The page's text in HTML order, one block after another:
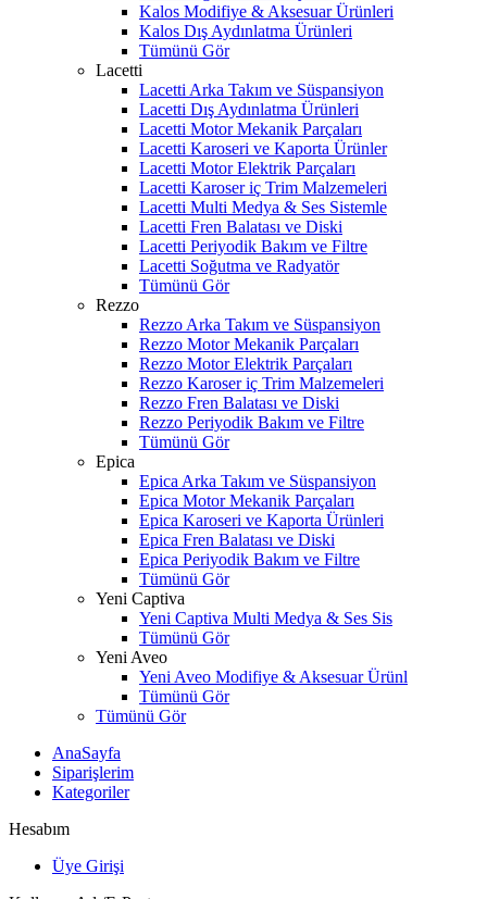
Kalos Modifiye & Aksesuar Ürünleri
Kalos Dış Aydınlatma Ürünleri
Tümünü Gör
Lacetti
Lacetti Arka Takım ve Süspansiyon
Lacetti Dış Aydınlatma Ürünleri
Lacetti Motor Mekanik Parçaları
Lacetti Karoseri ve Kaporta Ürünler
Lacetti Motor Elektrik Parçaları
Lacetti Karoser iç Trim Malzemeleri
Lacetti Multi Medya & Ses Sistemle
Lacetti Fren Balatası ve Diski
Lacetti Periyodik Bakım ve Filtre
Lacetti Soğutma ve Radyatör
Tümünü Gör
Rezzo
Rezzo Arka Takım ve Süspansiyon
Rezzo Motor Mekanik Parçaları
Rezzo Motor Elektrik Parçaları
Rezzo Karoser iç Trim Malzemeleri
Rezzo Fren Balatası ve Diski
Rezzo Periyodik Bakım ve Filtre
Tümünü Gör
Epica
Epica Arka Takım ve Süspansiyon
Epica Motor Mekanik Parçaları
Epica Karoseri ve Kaporta Ürünleri
Epica Fren Balatası ve Diski
Epica Periyodik Bakım ve Filtre
Tümünü Gör
Yeni Captiva
Yeni Captiva Multi Medya & Ses Sis
Tümünü Gör
Yeni Aveo
Yeni Aveo Modifiye & Aksesuar Ürünl
Tümünü Gör
Tümünü Gör
AnaSayfa
Siparişlerim
Kategoriler
Hesabım
Üye Girişi